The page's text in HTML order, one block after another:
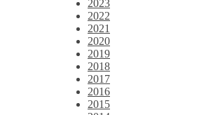
2023
2022
2021
2020
2019
2018
2017
2016
2015